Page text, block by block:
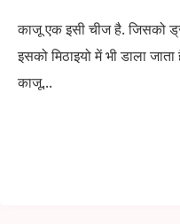
काजू एक इसी चीज है. जिसको
इसको मिठाइयो में भी डाला
काजू...